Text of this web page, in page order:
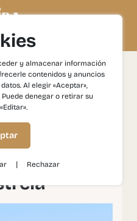
Vinos
Celorico da Beira -
Beira -
Serra
y almacenar información
contenidos y anuncios
Al elegir «Aceptar»,
denegar o retirar su
| Rechazar